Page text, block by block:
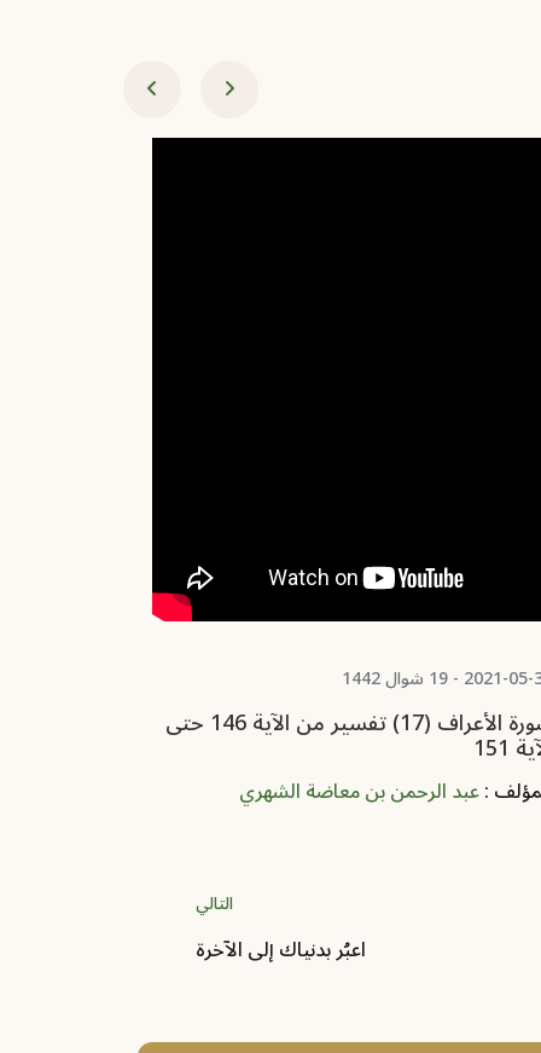
05-31 - 19 شوال 1442
سورة الأعراف (17) تفسير من الآية 146 حتى
151
:عبد الرحمن بن معاضة الشهري
التالي
اعبُر بدنياك إلى الآخرة